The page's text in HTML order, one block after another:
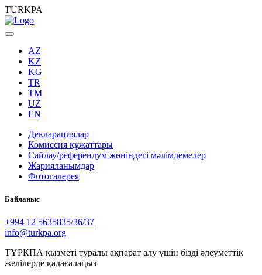
TURKPA
AZ
KZ
KG
TR
TM
UZ
EN
Декларациялар
Комиссия құжаттары
Сайлау/референдум жөніндегі мәлімдемелер
Жарияланымдар
Фотогалерея
Байланыс
+994 12 5635835/36/37
info@turkpa.org
ТҮРКПА қызметі туралы ақпарат алу үшін бізді әлеуметтік
желілерде қадағалаңыз